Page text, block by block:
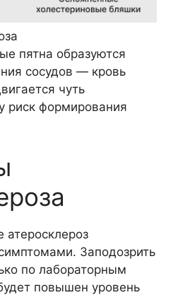
пятна образуются
сосудов — кровь
чуть
риск формирования
атеросклероз
Заподозрить
по лабораторным
повышен уровень